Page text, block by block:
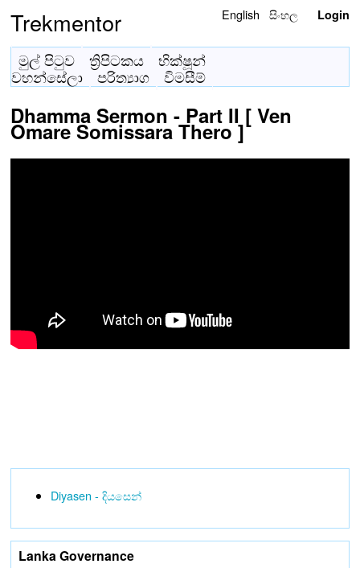
Trekmentor English සිංහල Login
මුල් පිටුව ත්‍රිපිටකය
භික්ෂූන්
වහන්සේලා
පරිත්‍යාග විමසීම්
Dhamma Sermon - Part II [ Ven
Omare Somissara Thero ]
Diyasen - දියසෙන්
Lanka Governance